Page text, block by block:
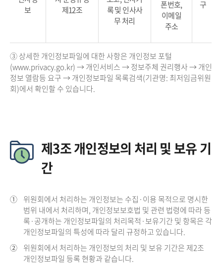
보
제12조
록 및 인사사
무 처리
폰번호,
이메일
주소
구
③ 상세한 개인정보파일에 대한 사항은 개인정보 포털
(www.privacy.go.kr) → 개인서비스 → 정보주체 권리행사 → 개인
정보 열람등 요구 → 개인정보파일 목록검색(기관명: 최저임금위원
회)에서 확인할 수 있습니다.
제3조 개인정보의 처리 및 보유 기
간
① 위원회에서 처리하는 개인정보는 수집·이용 목적으로 명시한
범위 내에서 처리하며, 개인정보보호법 및 관련 법령에 따라 등
록·공개하는 개인정보파일의 처리목적·보유기간 및 항목은 각
개인정보파일의 특성에 따라 달리 규정하고 있습니다.
② 위원회에서 처리하는 개인정보의 처리 및 보유 기간은 제2조
개인정보파일 등록 현황과 같습니다.